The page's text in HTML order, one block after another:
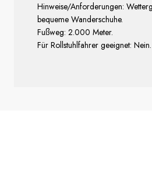
Hinweise/Anforderungen:
bequeme Wanderschuhe.
Fußweg: 2.000 Meter.
Für Rollstuhlfahrer geeignet: Nein.